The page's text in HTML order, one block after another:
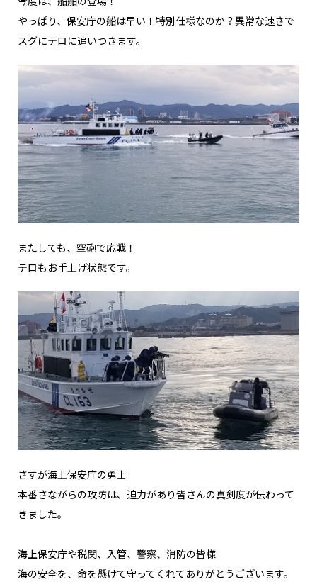
やっぱり、保安庁の船は早い！特別仕様なのか？異常な速さで
スグにテロに追いつきます。
またしても、空砲で応戦！
テロもお手上げ状態です。
さすが海上保安庁の勇士
本番さながらの攻防は、迫力があり皆さんの真剣度が伝わって
きました。
海上保安庁や税関、入管、警察、消防の皆様
海の安全を、命を懸けて守ってくれてありがとうございます。